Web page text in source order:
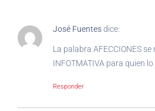
José Fuentesdice:
La palabra AFECCIONES
INFOTMATIVA para quien
Responder